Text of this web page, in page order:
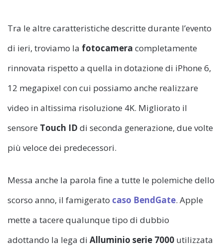
Tra le altre caratteristiche descritte durante l’evento
di ieri, troviamo la fotocamera completamente
rinnovata rispetto a quella in dotazione di iPhone 6,
12 megapixel con cui possiamo anche realizzare
video in altissima risoluzione 4K. Migliorato il
sensore Touch ID di seconda generazione, due volte
più veloce dei predecessori.
Messa anche la parola fine a tutte le polemiche dello
scorso anno, il famigerato caso BendGate. Apple
mette a tacere qualunque tipo di dubbio
adottando la lega di Alluminio serie 7000 utilizzata